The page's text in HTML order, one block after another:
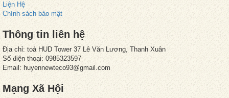
Liện Hệ
Chính sách bảo mật
Thông tin liên hệ
Địa chỉ: toà HUD Tower 37 Lê Văn Lương, Thanh Xuân
Số điện thoại: 0985323597
Email: huyennewteco93@gmail.com
Mạng Xã Hội